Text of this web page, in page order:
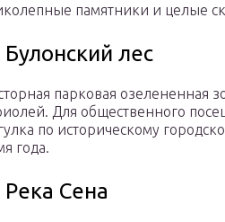
памятники и целые
Булонский лес
парковая озелененная
Для общественного
по историческому
года.
Река Сена